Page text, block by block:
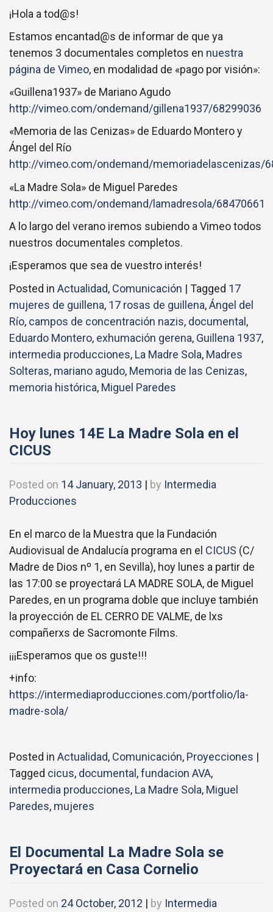
¡Hola a tod@s!
Estamos encantad@s de informar de que ya
tenemos 3 documentales completos en nuestra
página de Vimeo, en modalidad de «pago por visión»:
«Guillena1937» de Mariano Agudo
http://vimeo.com/ondemand/gillena1937/68299036
«Memoria de las Cenizas» de Eduardo Montero y
Ángel del Río
http://vimeo.com/ondemand/memoriadelascenizas/
«La Madre Sola» de Miguel Paredes
http://vimeo.com/ondemand/lamadresola/68470661
A lo largo del verano iremos subiendo a Vimeo todos
nuestros documentales completos.
¡Esperamos que sea de vuestro interés!
Posted in Actualidad, Comunicación | Tagged 17
mujeres de guillena, 17 rosas de guillena,Ángel del
Río, campos de concentración nazis, documental,
Eduardo Montero, exhumación gerena, Guillena 1937,
intermedia producciones, La Madre Sola, Madres
Solteras, mariano agudo, Memoria de las Cenizas,
memoria histórica, Miguel Paredes
Hoy lunes 14E La Madre Sola en el
CICUS
Posted on 14 January, 2013 | by Intermedia
Producciones
En el marco de la Muestra que la Fundación
Audiovisual de Andalucía programa en el CICUS (C/
Madre de Dios nº 1, en Sevilla), hoy lunes a partir de
las 17:00 se proyectará LA MADRE SOLA, de Miguel
Paredes, en un programa doble que incluye también
la proyección de EL CERRO DE VALME, de lxs
compañerxs de Sacromonte Films.
¡¡¡Esperamos que os guste!!!
+info:
https://intermediaproducciones.com/portfolio/la-
madre-sola/
Posted in Actualidad, Comunicación, Proyecciones |
Tagged cicus, documental ,fundacion AVA,
intermedia producciones, La Madre Sola, Miguel
Paredes, mujeres
El Documental La Madre Sola se
Proyectará en Casa Cornelio
Posted on 24 October, 2012 | by Intermedia